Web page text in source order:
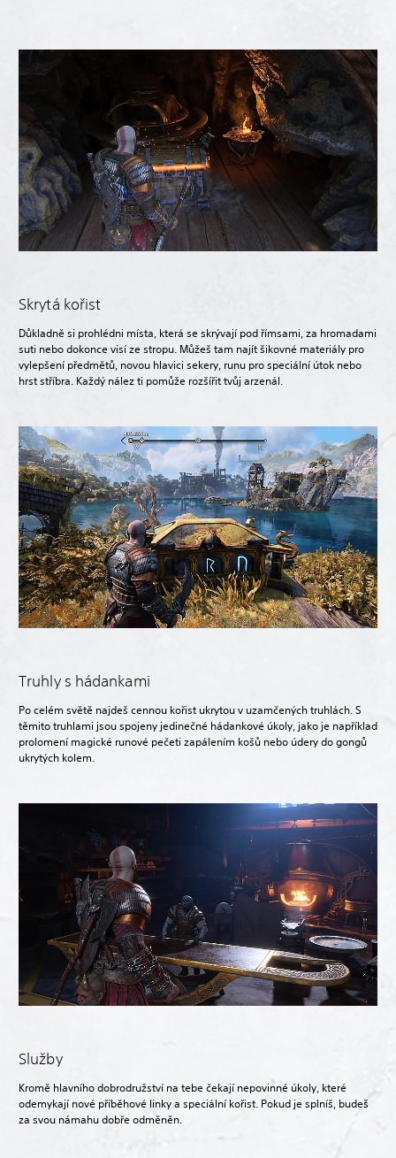
Skrytá kořist
Důkladně si prohlédni místa, která se skrývají pod římsami, za hromadami
suti nebo dokonce visí ze stropu. Můžeš tam najít šikovné materiály pro
vylepšení předmětů, novou hlavici sekery, runu pro speciální útok nebo
hrst stříbra. Každý nález ti pomůže rozšířit tvůj arzenál.
Truhly s hádankami
Po celém světě najdeš cennou kořist ukrytou v uzamčených truhlách. S
těmito truhlami jsou spojeny jedinečné hádankové úkoly, jako je například
prolomení magické runové pečeti zapálením košů nebo údery do gongů
ukrytých kolem.
Služby
Kromě hlavního dobrodružství na tebe čekají nepovinné úkoly, které
odemykají nové příběhové linky a speciální kořist. Pokud je splníš, budeš
za svou námahu dobře odměněn.